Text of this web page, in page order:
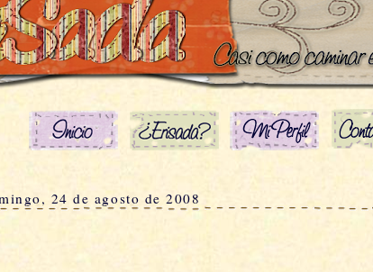
24 de agosto de 2008